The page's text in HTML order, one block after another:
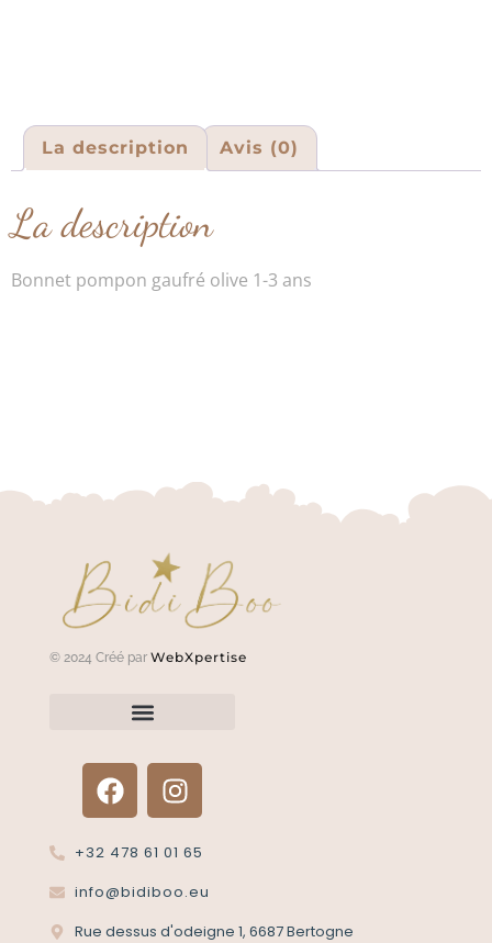
La description Avis (0)
La description
Bonnet pompon gaufré olive 1-3 ans
© 2024 Créé par WebXpertise
+32 478 61 01 65
info@bidiboo.eu
Rue dessus d'odeigne 1, 6687 Bertogne